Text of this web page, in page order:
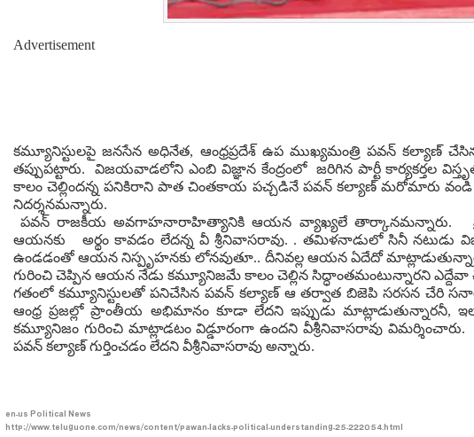
Advertisement
కమ్యూనిస్టులపై జనసేన అధినేత, ఆంధ్రప్రదేశ్ ఉప ముఖ్యమంత్రి పవన్ కల్యాణ్‌
తప్పుపట్టారు. విజయవాడలోని ఎంబి విజ్ఞాన కేంద్రంలో జరిగిన పార్టీ కార్యకర్తల
కాలం చెల్లిందన్న పనికిరాని పాత చింతకాయ పచ్చడినే పవన్ కల్యాణ్‌ మరోమారు వండి
నిదర్శనమన్నారు.
పవన్ రాజకీయ అవగాహనారాహిత్యానికి ఆయన వ్యాఖ్యలే తార్కానమన్నారు.
ఆయనకు అర్థం కావడం లేదన్న వీ శ్రీనివాసరావు. . తమిళనాడులో సినీ నటుడు
ఉండడంతో ఆయన నిస్పృహనకు లోనవుతూ.. దీనివల్ల ఆయన ఏదేదో
గురించి చెప్పిన ఆయన నేడు కమ్యూనిజమే కాలం చెల్లిన సిద్ధాంతమంటున్నారని ఎద్దేవా
గతంలో కమ్యూనిస్టులతో పనిచేసిన పవన్ కల్యాణ్ ఆ తర్వాత బిజెపి సరసన చేరి
ఆంధ్ర ప్రజల్లో ప్రాంతీయ అభిమానం కూడా లేదని ఇప్పుడు
కమ్యూనిజం గురించి మాట్లాడటం విడ్డూరంగా ఉందని వీశ్రీనివాసరావు
పవన్ కల్యాణ్ గుర్తించడం లేదని వీశ్రీనివాసరావు అన్నారు.
en-usPolitical News
http://www.teluguone.com/news/content/pawan-lacks-political-understanding-25-222054.html